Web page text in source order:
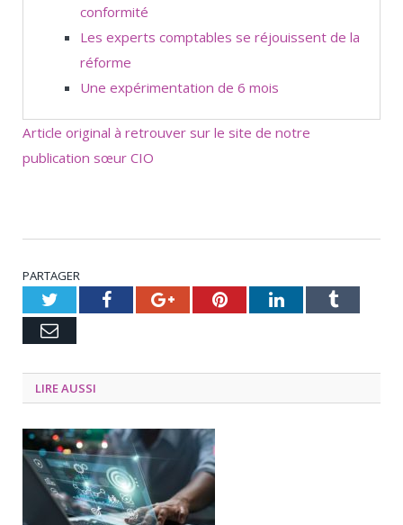
conformité
Les experts comptables se réjouissent de la
réforme
Une expérimentation de 6 mois
Article original à retrouver sur le site de notre
publication sœur CIO
PARTAGER
TwitterFacebookGoogle+PinterestLinkedInTumblr
Email
LIRE AUSSI